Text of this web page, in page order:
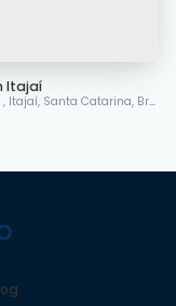
Itajaí
, Itajaí, Santa Catarina, Brasil